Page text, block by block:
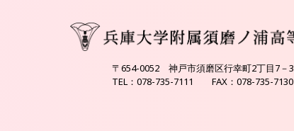
〒654-0052 神戸市須磨区行幸町2丁目7－3
TEL：078-735-7111 FAX：078-735-7130